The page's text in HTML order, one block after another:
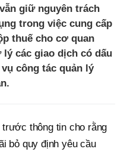
giữ nguyên trách
trong việc cung cấp
thuế cho cơ quan
các giao dịch có dấu
công tác quản lý
thông tin cho rằng
bỏ quy định yêu cầu